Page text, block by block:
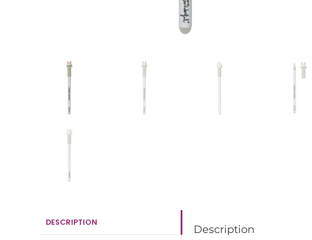
DESCRIPTION
Description